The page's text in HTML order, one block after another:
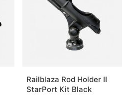
Railblaza Rod Holder II
StarPort Kit Black